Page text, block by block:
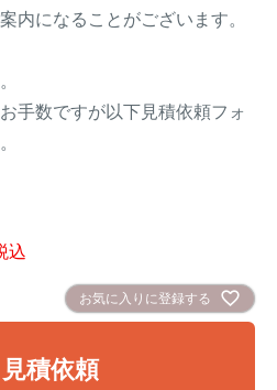
内になることがございます。
手数ですが以下見積依頼フォ
込
お気に入りに登録する
見積依頼
キツネ対策